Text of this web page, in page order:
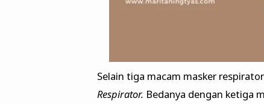
Selain tiga macam masker
Respirator. Bedanya dengan ketiga